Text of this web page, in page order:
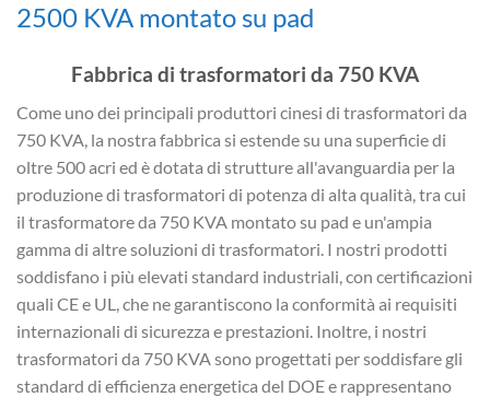
2500 KVA montato su pad
Fabbrica di trasformatori da 750 KVA
Come uno dei principali produttori cinesi di trasformatori da
750 KVA, la nostra fabbrica si estende su una superficie di
oltre 500 acri ed è dotata di strutture all'avanguardia per la
produzione di trasformatori di potenza di alta qualità, tra cui
il trasformatore da 750 KVA montato su pad e un'ampia
gamma di altre soluzioni di trasformatori. I nostri prodotti
soddisfano i più elevati standard industriali, con certificazioni
quali CE e UL, che ne garantiscono la conformità ai requisiti
internazionali di sicurezza e prestazioni. Inoltre, i nostri
trasformatori da 750 KVA sono progettati per soddisfare gli
standard di efficienza energetica del DOE e rappresentano